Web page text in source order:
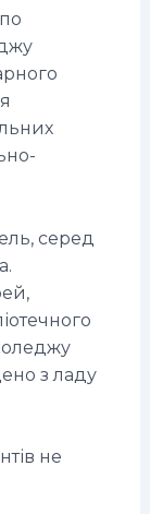
серед
з ладу
не